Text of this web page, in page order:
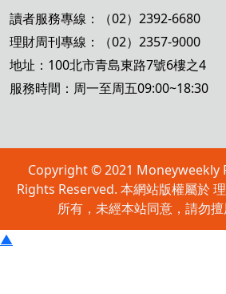
讀者服務專線：（02）2392-6680
理財周刊專線：（02）2357-9000
地址：100北市青島東路7號6樓之4
服務時間：周一至周五09:00~18:30
Copyright © 2021 Moneyweekly
Rights Reserved. 本網站版權屬於
所有，未經本站同意，請勿
▲